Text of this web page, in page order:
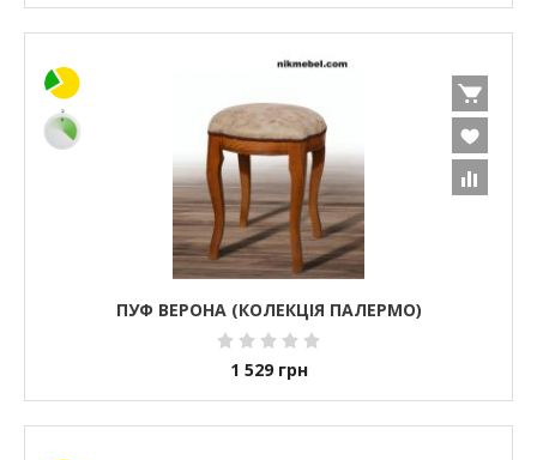
ПУФ ВЕРОНА (КОЛЕКЦІЯ ПАЛЕРМО)
1 529 грн